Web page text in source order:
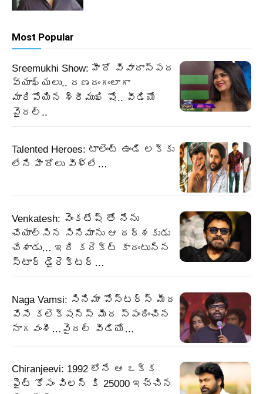
Most Popular
Sreemukhi Show: హీరో వివాదాస్పద
వ్యాఖ్యలు.. రణరంగంలాగా
మారిపోయిన శ్రీముఖి షో.. వీడియో
వైరల్..
Talented Heroes: టాలెంట్ ఉండి లక్కు
లేని హీరోలు వీళ్లే…
Venkatesh: వెంకటేష్ తో నేను
చేయాల్సిన సినిమాను ఆ దర్శకుడు
చేశాడు… ఇది కరెక్ట్ కాదంటున్న
స్టార్ డైరెక్టర్…
Naga Vamsi: సినిమా పోస్టర్స్ మీద
వేసే కలెక్షన్స్ మీద స్పందించిన
నాగవంశీ…వైరల్ వీడియో…
Chiranjeevi: 1992 లోనే ఆ ఒక్క
ఫైట్ కోసం విలన్ కి 25000 ఇచ్చిన